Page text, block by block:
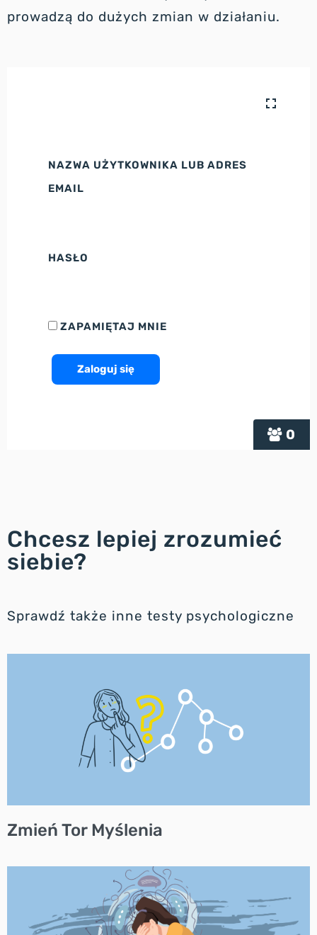
prowadzą do dużych zmian w działaniu.
0
NAZWA UŻYTKOWNIKA LUB ADRES
EMAIL
HASŁO
ZAPAMIĘTAJ MNIE
Chcesz lepiej zrozumieć
siebie?
Sprawdź także inne testy psychologiczne
Zmień Tor Myślenia